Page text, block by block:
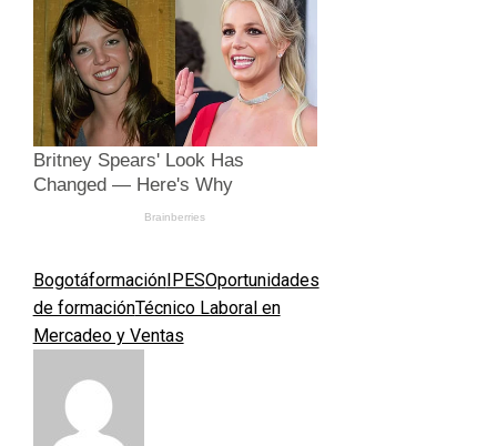
BogotáformaciónIPESOportunidades
de formaciónTécnico Laboral en
Mercadeo y Ventas